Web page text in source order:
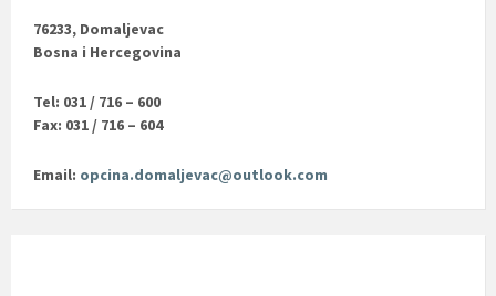
76233, Domaljevac
Bosna i Hercegovina
Tel: 031 / 716 – 600
Fax: 031 / 716 – 604
Email: opcina.domaljevac@outlook.com